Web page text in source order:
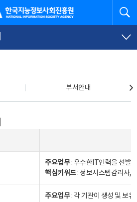
정보사회진흥원
부서안내
주요업무: 우수한IT인력을 선발
핵심키워드: 정보시스템감리사,
주요업무: 각 기관이 생성 및 보